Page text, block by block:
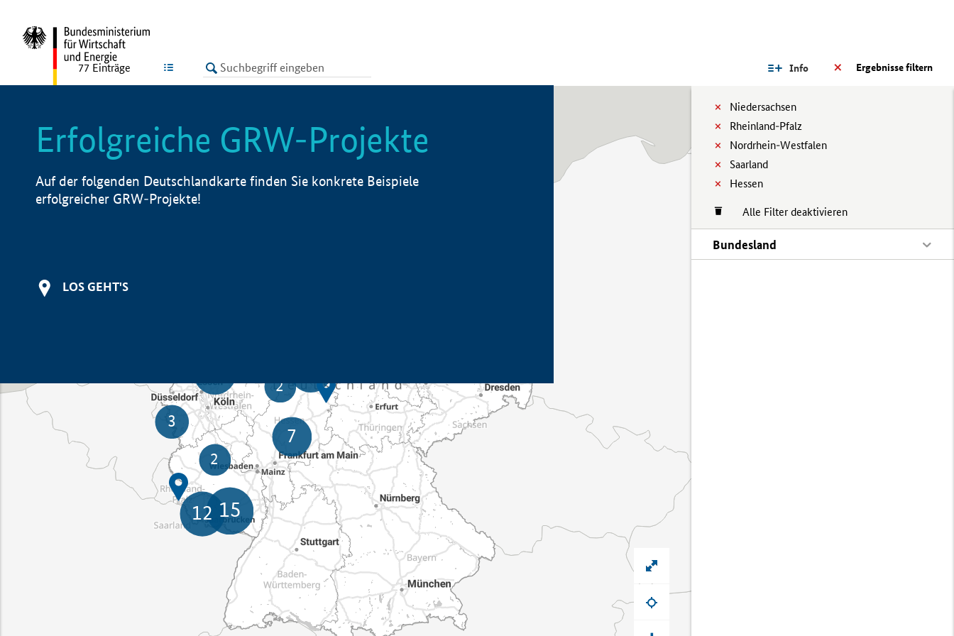
LISTE Ergebnisse filtern
Info
Niedersachsen
Rheinland-Pfalz
Nordrhein-Westfalen
Saarland
Hessen
Alle Filter deaktivieren
Bundesland
77 Einträge
Erfolgreiche GRW-Projekte
Auf der folgenden Deutschlandkarte finden Sie konkrete Beispiele
erfolgreicher GRW-Projekte!
LOS GEHT'S